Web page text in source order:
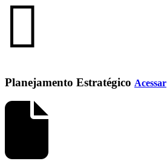
Planejamento Estratégico Acessar